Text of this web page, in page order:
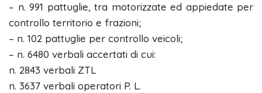
– n. 991 pattuglie, tra motorizzate ed appiedate per
controllo territorio e frazioni;
– n. 102 pattuglie per controllo veicoli;
– n. 6480 verbali accertati di cui:
n. 2843 verbali ZTL
n. 3637 verbali operatori P. L.